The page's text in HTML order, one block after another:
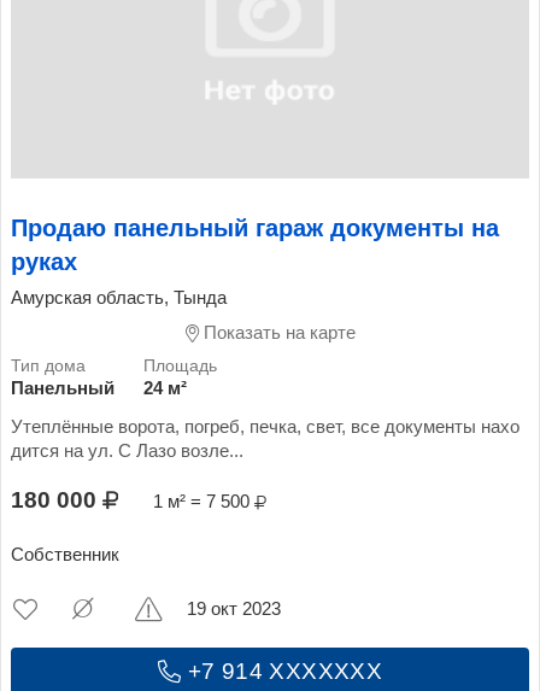
Продаю панельный гараж документы на
руках
Амурская область, Тында
Показать на карте
Панельный
24 м²
Утеплённые ворота, погреб, печка, свет, все документы нахо
дится на ул. С Лазо возле...
180 000 1 м² = 7 500
Собственник
+7 914 XXXXXXX
19 окт 2023